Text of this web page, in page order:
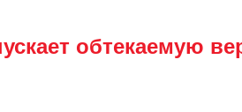
обтекаемую